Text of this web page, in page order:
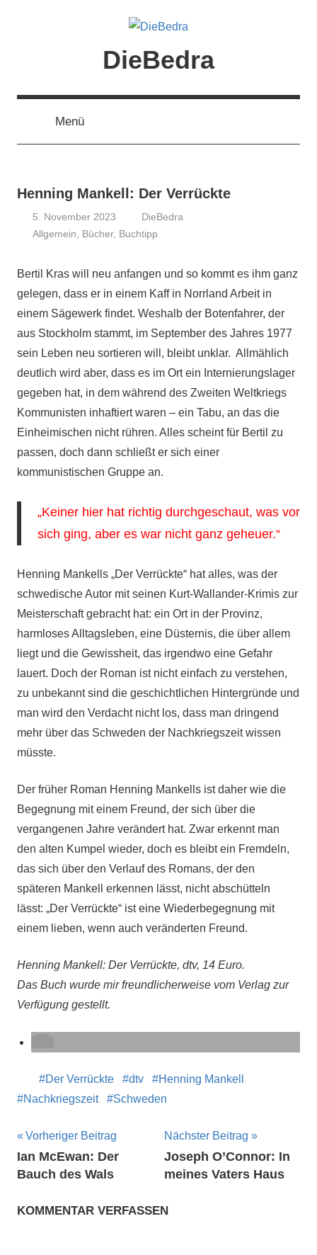
DieBedra
Menü
Henning Mankell: Der Verrückte
5. November 2023
DieBedra
Allgemein
Bücher, Buchtipp
Bertil Kras will neu anfangen und so kommt es ihm ganz
gelegen, dass er in einem Kaff in Norrland Arbeit in
einem Sägewerk findet. Weshalb der Botenfahrer, der
aus Stockholm stammt, im September des Jahres 1977
sein Leben neu sortieren will, bleibt unklar. Allmählich
deutlich wird aber, dass es im Ort ein Internierungslager
gegeben hat, in dem während des Zweiten Weltkriegs
Kommunisten inhaftiert waren – ein Tabu, an das die
Einheimischen nicht rühren. Alles scheint für Bertil zu
passen, doch dann schließt er sich einer
kommunistischen Gruppe an.
„Keiner hier hat richtig durchgeschaut, was vor
sich ging, aber es war nicht ganz geheuer.“
Henning Mankells „Der Verrückte“ hat alles, was der
schwedische Autor mit seinen Kurt-Wallander-Krimis zur
Meisterschaft gebracht hat: ein Ort in der Provinz,
harmloses Alltagsleben, eine Düsternis, die über allem
liegt und die Gewissheit, das irgendwo eine Gefahr
lauert. Doch der Roman ist nicht einfach zu verstehen,
zu unbekannt sind die geschichtlichen Hintergründe und
man wird den Verdacht nicht los, dass man dringend
mehr über das Schweden der Nachkriegszeit wissen
müsste.
Der früher Roman Henning Mankells ist daher wie die
Begegnung mit einem Freund, der sich über die
vergangenen Jahre verändert hat. Zwar erkennt man
den alten Kumpel wieder, doch es bleibt ein Fremdeln,
das sich über den Verlauf des Romans, der den
späteren Mankell erkennen lässt, nicht abschütteln
lässt: „Der Verrückte“ ist eine Wiederbegegnung mit
einem lieben, wenn auch veränderten Freund.
Henning Mankell: Der Verrückte, dtv, 14 Euro.
Das Buch wurde mir freundlicherweise vom Verlag zur
Verfügung gestellt.
Der Verrückte dtv
Henning Mankell
Nachkriegszeit
Schweden
Beitragsnavigation
Vorheriger Beitrag
Ian McEwan: Der
Bauch des Wals
Nächster Beitrag
Joseph O’Connor: In
meines Vaters Haus
KOMMENTAR VERFASSEN